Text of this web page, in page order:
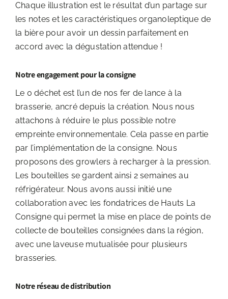
Chaque illustration est le résultat d’un partage sur
les notes et les caractéristiques organoleptique de
la bière pour avoir un dessin parfaitement en
accord avec la dégustation attendue !
Notre engagement pour la consigne
Le 0 déchet est l’un de nos fer de lance à la
brasserie, ancré depuis la création. Nous nous
attachons à réduire le plus possible notre
empreinte environnementale. Cela passe en partie
par l’implémentation de la consigne. Nous
proposons des growlers à recharger à la pression.
Les bouteilles se gardent ainsi 2 semaines au
réfrigérateur. Nous avons aussi initié une
collaboration avec les fondatrices de Hauts La
Consigne qui permet la mise en place de points de
collecte de bouteilles consignées dans la région,
avec une laveuse mutualisée pour plusieurs
brasseries.
Notre réseau de distribution